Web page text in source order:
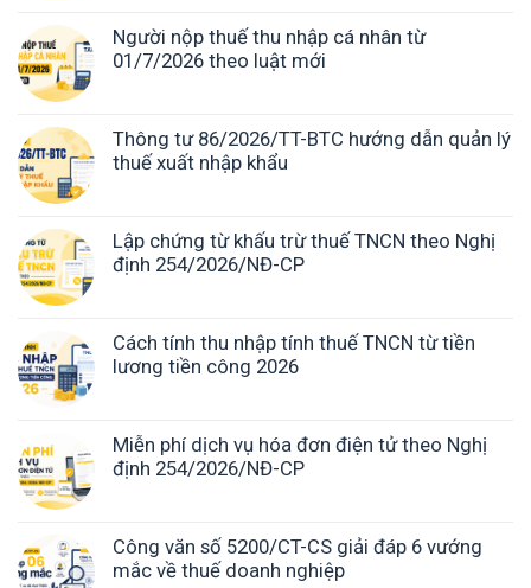
Người nộp thuế thu nhập cá nhân từ
01/7/2026 theo luật mới
Thông tư 86/2026/TT-BTC hướng dẫn quản lý
thuế xuất nhập khẩu
Lập chứng từ khấu trừ thuế TNCN theo Nghị
định 254/2026/NĐ-CP
Cách tính thu nhập tính thuế TNCN từ tiền
lương tiền công 2026
Miễn phí dịch vụ hóa đơn điện tử theo Nghị
định 254/2026/NĐ-CP
Công văn số 5200/CT-CS giải đáp 6 vướng
mắc về thuế doanh nghiệp